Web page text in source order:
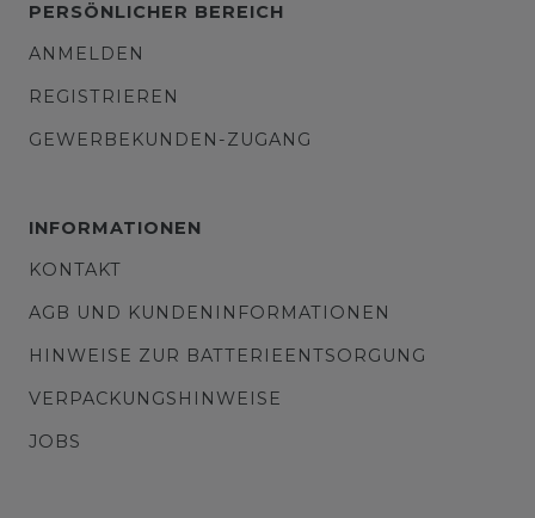
PERSÖNLICHER BEREICH
ANMELDEN
REGISTRIEREN
GEWERBEKUNDEN-ZUGANG
INFORMATIONEN
KONTAKT
AGB UND KUNDENINFORMATIONEN
HINWEISE ZUR BATTERIEENTSORGUNG
VERPACKUNGSHINWEISE
JOBS